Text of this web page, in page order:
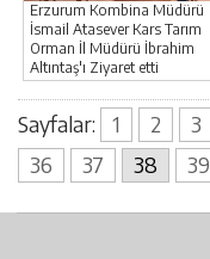
Erzurum Kombina Müdürü
İsmail Atasever Kars Tarım
Orman İl Müdürü İbrahim
Altıntaş'ı Ziyaret etti
08 Temmuz 2021
Sayfalar: 1 2 3
36
37 38 39